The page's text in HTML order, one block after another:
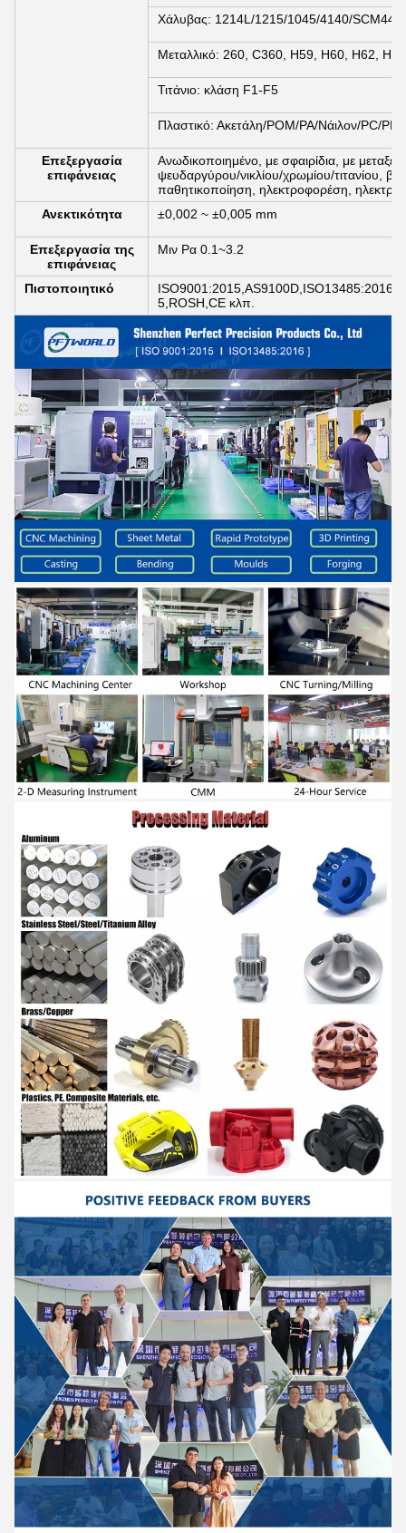
Χάλυβας: 1214L/1215/1045/4140/
Μεταλλικό: 260, C360, H59, H60, H62,
Τιτάνιο: κλάση F1-F5
Πλαστικό: Ακετάλη/POM/PA/Νάιλον/PC/
Επεξεργασία
επιφάνειας
Ανωδικοποιημένο, με σφαιρίδια, με
ψευδαργύρου/νικλίου/χρωμίου/τιτανίου,
παθητικοποίηση, ηλεκτροφορέση,
Ανεκτικότητα
±0,002 ~ ±0,005 mm
Επεξεργασία της
επιφάνειας
Μιν Ρα 0.1~3.2
Πιστοποιητικό
5,ROSH,CE κλπ.